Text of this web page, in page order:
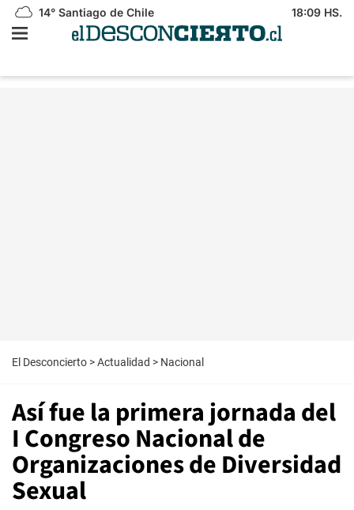
14° Santiago de Chile 18:09 HS.
El Desconcierto >Actualidad > Nacional
Así fue la primera jornada del
I Congreso Nacional de
Organizaciones de Diversidad
Sexual